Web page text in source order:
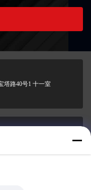
塔路40号1 十一室